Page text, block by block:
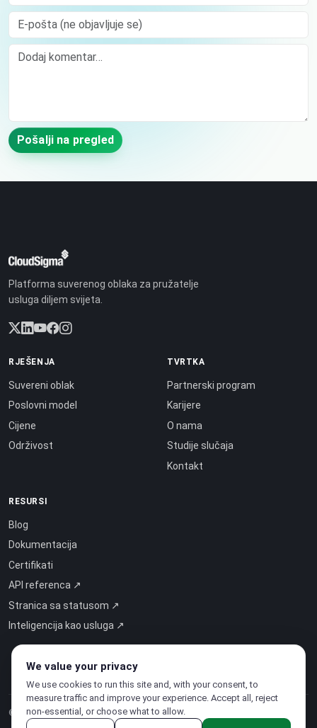
E-pošta (ne objavljuje se)
Comment
Pošalji na pregled
Platforma suverenog oblaka za pružatelje
usluga diljem svijeta.
RJEŠENJA
Suvereni oblak
Poslovni model
Cijene
Održivost
TVRTKA
Partnerski program
Karijere
O nama
Studije slučaja
Kontakt
RESURSI
Blog
Dokumentacija
Certifikati
API referenca ↗
Stranica sa statusom ↗
Inteligencija kao usluga ↗
© 2026 CloudSigma Holding AG.Sva prava pridržana
We value your privacy
We use cookies to run this site and, with your consent, to
measure traffic and improve your experience. Accept all, reject
non-essential, or choose what to allow.